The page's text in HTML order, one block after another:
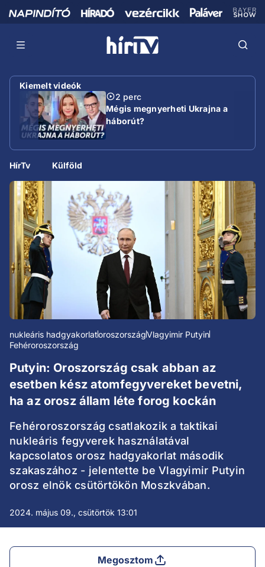
Kiemelt videók
2 perc
Mégis megnyerheti Ukrajna a
háborút?
HírTv Külföld
nukleáris hadgyakorlatoroszországVlagyimir Putyin
Fehéroroszország
Putyin: Oroszország csak abban az
esetben kész atomfegyvereket bevetni,
ha az orosz állam léte forog kockán
Fehéroroszország csatlakozik a taktikai
nukleáris fegyverek használatával
kapcsolatos orosz hadgyakorlat második
szakaszához - jelentette be Vlagyimir Putyin
orosz elnök csütörtökön Moszkvában.
2024. május 09., csütörtök 13:01
Megosztom